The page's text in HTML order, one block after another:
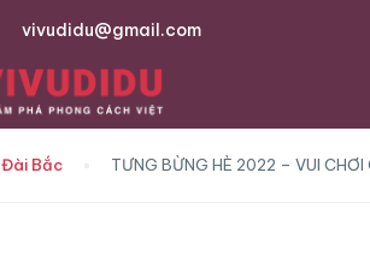
vivudidu@gmail.com
Đài Bắc TƯNG BỪNG HÈ 2022 – VUI